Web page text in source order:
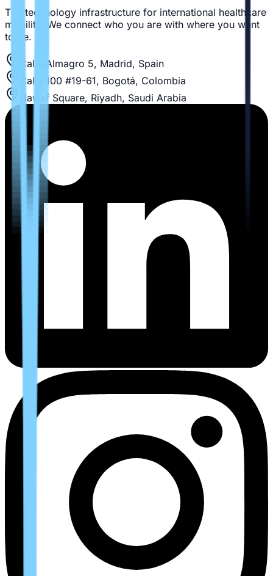
The technology infrastructure for international healthcare
mobility. We connect who you are with where you want
to be.
Calle Almagro 5, Madrid, Spain
Calle 100 #19-61, Bogotá, Colombia
Nawaf Square, Riyadh, Saudi Arabia